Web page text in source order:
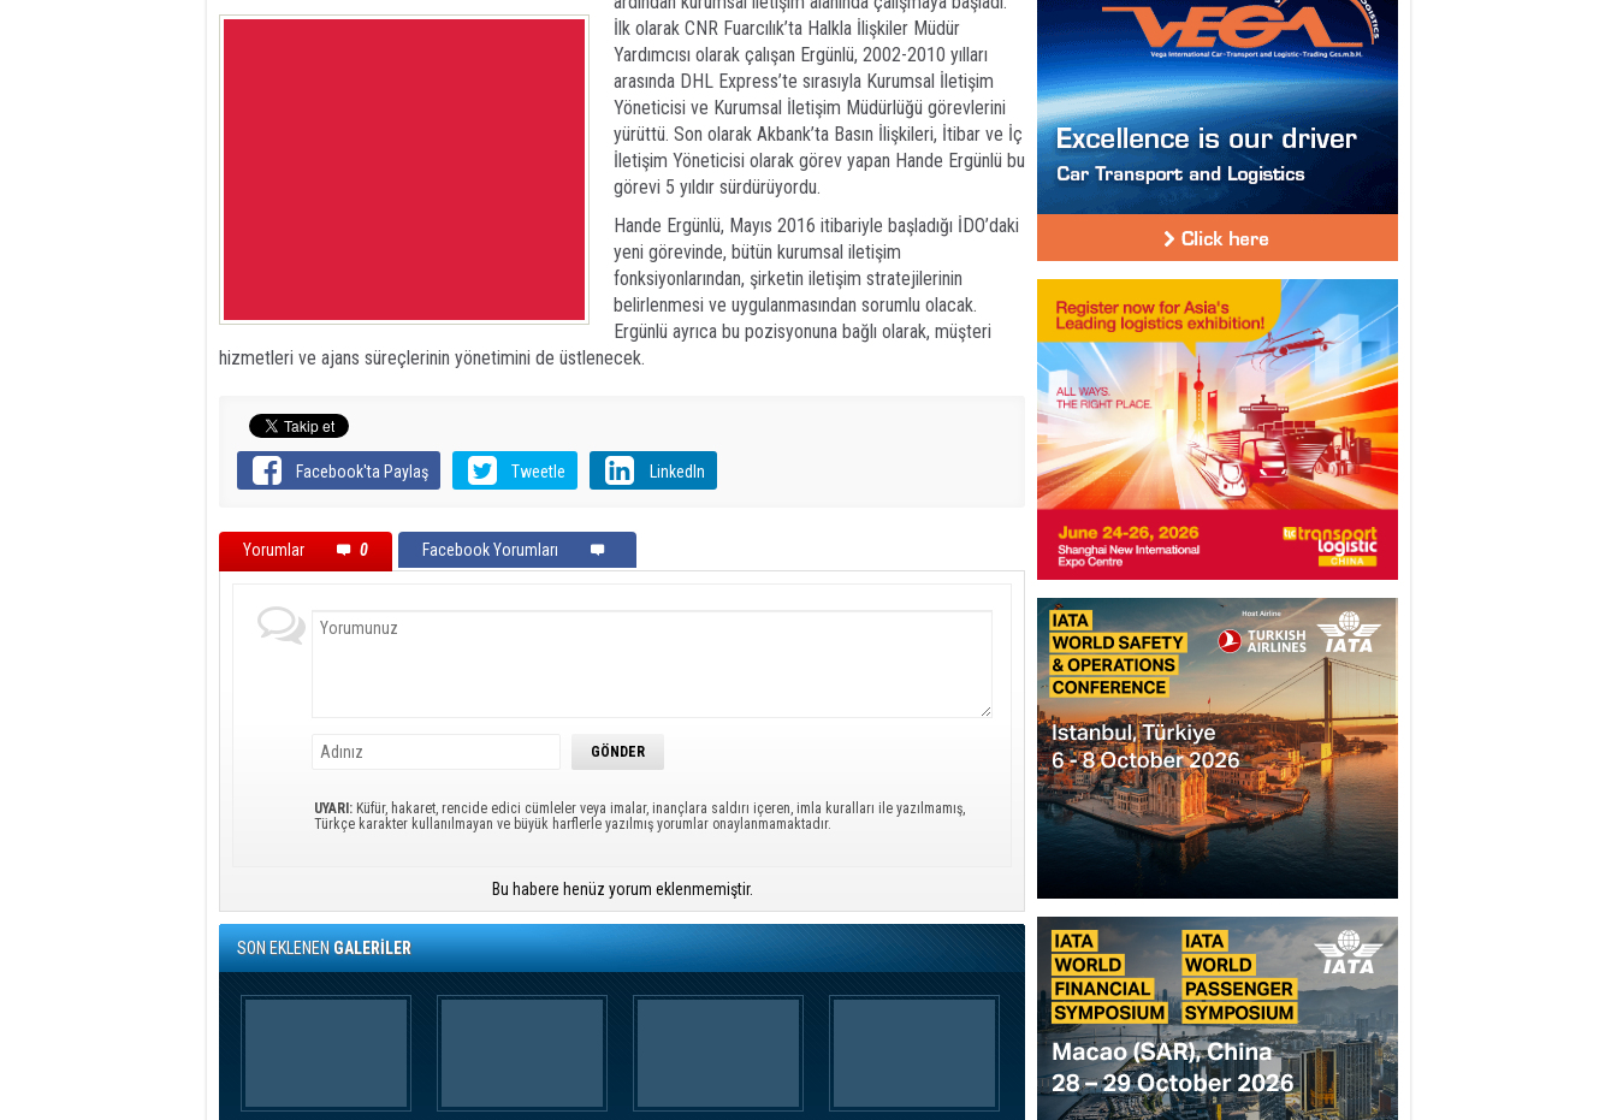
İlk olarak CNR Fuarcılık’ta Halkla İlişkiler Müdür
Yardımcısı olarak çalışan Ergünlü, 2002-2010 yılları
arasında DHL Express’te sırasıyla Kurumsal İletişim
Yöneticisi ve Kurumsal İletişim Müdürlüğü görevlerini
yürüttü. Son olarak Akbank’ta Basın İlişkileri, İtibar ve İç
İletişim Yöneticisi olarak görev yapan Hande Ergünlü bu
görevi 5 yıldır sürdürüyordu.
Hande Ergünlü, Mayıs 2016 itibariyle başladığı İDO’daki
yeni görevinde, bütün kurumsal iletişim
fonksiyonlarından, şirketin iletişim stratejilerinin
belirlenmesi ve uygulanmasından sorumlu olacak.
Ergünlü ayrıca bu pozisyonuna bağlı olarak, müşteri
hizmetleri ve ajans süreçlerinin yönetimini de üstlenecek.
Facebook'ta Paylaş Tweetle LinkedIn
Yorumlar 0 Facebook Yorumları
UYARI: Küfür, hakaret, rencide edici cümleler veya imalar, inançlara saldırı içeren, imla kuralları ile yazılmamış,
Türkçe karakter kullanılmayan ve büyük harflerle yazılmış yorumlar onaylanmamaktadır.
Bu habere henüz yorum eklenmemiştir.
SON EKLENENGALERİLER